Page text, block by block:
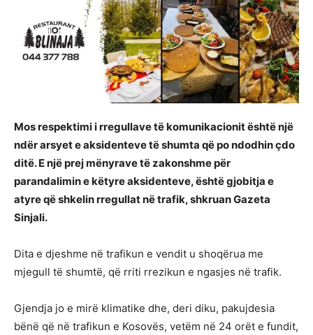
Mos respektimi i rregullave të komunikacionit është një
ndër arsyet e aksidenteve të shumta që po ndodhin çdo
ditë. E një prej mënyrave të zakonshme për
parandalimin e këtyre aksidenteve, është gjobitja e
atyre që shkelin rregullat në trafik, shkruan Gazeta
Sinjali.
Dita e djeshme në trafikun e vendit u shoqërua me
mjegull të shumtë, që rriti rrezikun e ngasjes në trafik.
Gjendja jo e mirë klimatike dhe, deri diku, pakujdesia
bënë që në trafikun e Kosovës, vetëm në 24 orët e fundit,